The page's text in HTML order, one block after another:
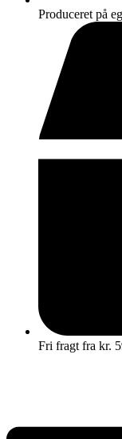
Produceret på
Fri fragt fra kr.